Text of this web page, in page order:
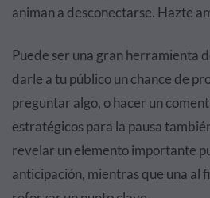
animan a desconectarse. Hazte
Puede ser una gran herramienta
darle a tu público un chance de
preguntar algo, o hacer un
estratégicos para la pausa
revelar un elemento importante
anticipación, mientras que una al